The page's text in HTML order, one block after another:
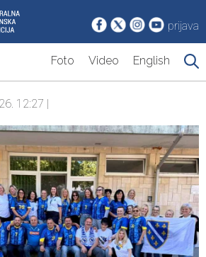
prijava
Foto Video English
12:27 |